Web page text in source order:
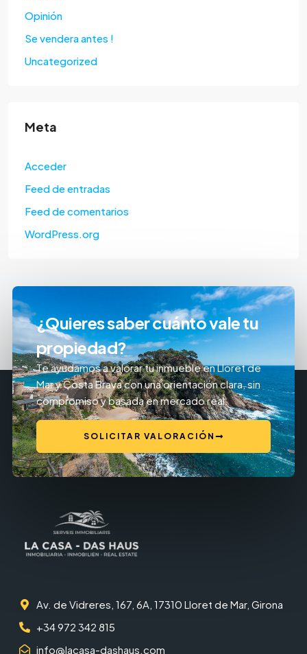
Opinión
Se vendera antes !
Uncategorized
Meta
Acceder
Feed de entradas
Feed de comentarios
WordPress.org
¿Quieres saber cuánto vale tu
propiedad?
Te ayudamos a valorar tu inmueble en Lloret de
Mar y Costa Brava con una orientación clara, sin
compromiso y basada en mercado real.
SOLICITAR VALORACIÓN
Av. de Vidreres, 167, 6A, 17310 Lloret de Mar, Girona
+34 972 342 815
info@lacasa-dashaus.com